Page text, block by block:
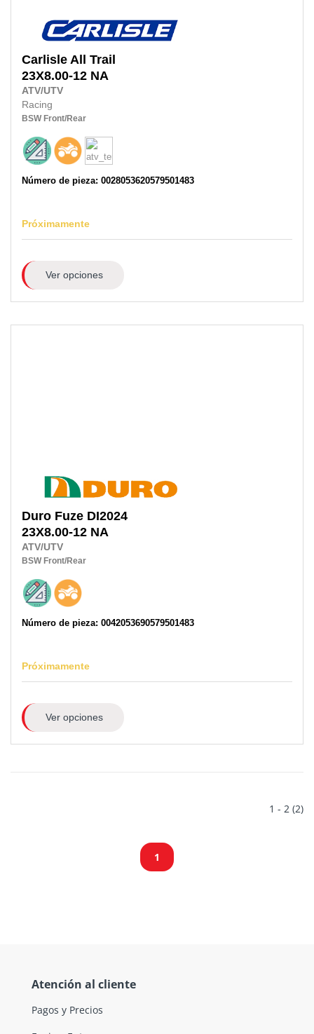
Carlisle All Trail
23X8.00-12 NA
ATV/UTV
Racing
BSW Front/Rear
Número de pieza: 0028053620579501483
Próximamente
Ver opciones
Duro Fuze DI2024
23X8.00-12 NA
ATV/UTV
BSW Front/Rear
Número de pieza: 0042053690579501483
Próximamente
Ver opciones
1 - 2 (2)
1
Atención al cliente
Pagos y Precios